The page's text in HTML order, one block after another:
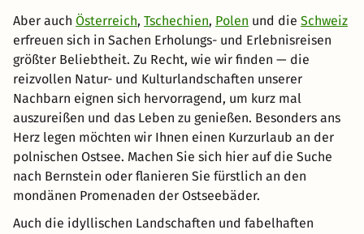
Aber auch Österreich, Tschechien, Polen und die Schweiz
erfreuen sich in Sachen Erholungs- und Erlebnisreisen
größter Beliebtheit. Zu Recht, wie wir finden — die
reizvollen Natur- und Kulturlandschaften unserer
Nachbarn eignen sich hervorragend, um kurz mal
auszureißen und das Leben zu genießen. Besonders ans
Herz legen möchten wir Ihnen einen Kurzurlaub an der
polnischen Ostsee. Machen Sie sich hier auf die Suche
nach Bernstein oder flanieren Sie fürstlich an den
mondänen Promenaden der Ostseebäder.
Auch die idyllischen Landschaften und fabelhaften